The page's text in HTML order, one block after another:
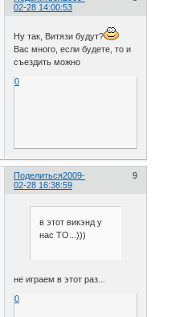
02-28 14:00:53
Ну так, Витязи будут?
Вас много, если будете, то и
съездить можно
0
Поделиться 9
2009-
02-28 16:38:59
в этот викэнд у
нас ТО...)))
не играем в этот раз...
0